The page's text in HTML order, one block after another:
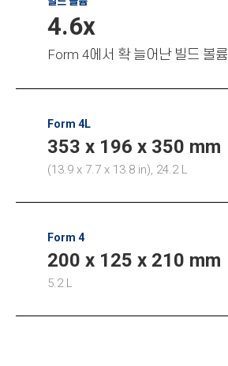
4.6x
Form 4에서 확 늘어난 빌드 볼륨
Form 4L
353 x 196 x 350 mm
(13.9 x 7.7 x 13.8 in), 24.2 L
Form 4
200 x 125 x 210 mm
5.2 L